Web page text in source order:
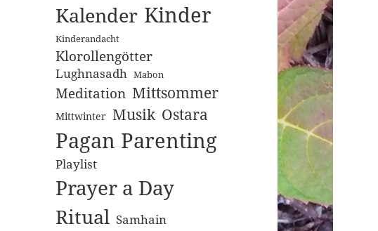
Kalender Kinder
Kinderandacht
Klorollengötter
Lughnasadh Mabon
Meditation Mittsommer
Mittwinter Musik Ostara
Pagan Parenting
Playlist
Prayer a Day
Ritual Samhain